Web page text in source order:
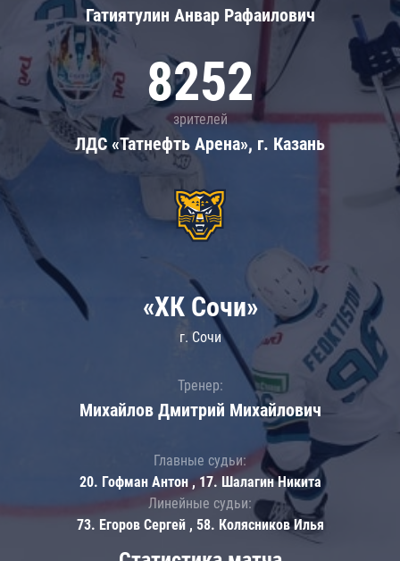
Гатиятулин Анвар Рафаилович
8252
зрителей
ЛДС «Татнефть Арена», г. Казань
«ХК Сочи»
г. Сочи
Тренер:
Михайлов Дмитрий Михайлович
Главные судьи:
20. Гофман Антон , 17. Шалагин Никита
Линейные судьи:
73. Егоров Сергей , 58. Колясников Илья